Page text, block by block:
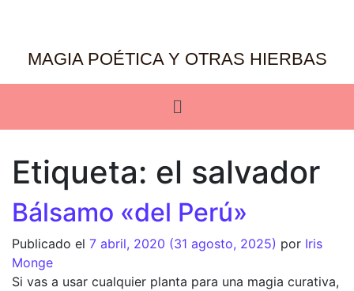
MAGIA POÉTICA Y OTRAS HIERBAS
Etiqueta: el salvador
Bálsamo «del Perú»
Publicado el 7 abril, 2020 (31 agosto, 2025) por Iris
Monge
Si vas a usar cualquier planta para una magia curativa,